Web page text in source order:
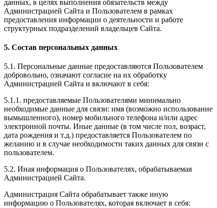
данных, в целях выполнения обязательств между
Администрацией Сайта и Пользователем в рамках
предоставления информации о деятельности и работе
структурных подразделений владельцев Сайта.
5. Состав персональных данных
5.1. Персональные данные предоставляются Пользователем
добровольно, означают согласие на их обработку
Администрацией Сайта и включают в себя:
5.1.1. предоставляемые Пользователями минимально
необходимые данные для связи: имя (возможно использование
вымышленного), номер мобильного телефона и/или адрес
электронной почты. Иные данные (в том числе пол, возраст,
дата рождения и т.д.) предоставляется Пользователем по
желанию и в случае необходимости таких данных для связи с
пользователем.
5.2. Иная информация о Пользователях, обрабатываемая
Администрацией Сайта.
Администрация Сайта обрабатывает также иную
информацию о Пользователях, которая включает в себя: